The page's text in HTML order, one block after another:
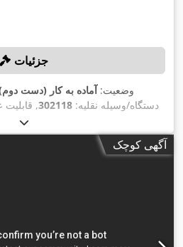
جزئیات
وضعیت:آماده به کار (دست
دستگاه/وسیله نقلیه: 302118
,
, طول
۱۲۵ میلی‌متر
, ,
آگهی کوچک